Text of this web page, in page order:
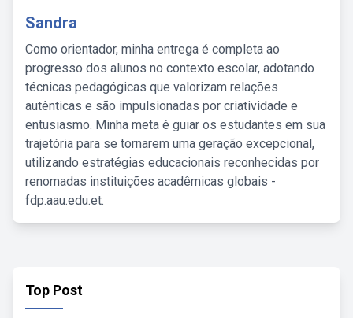
Sandra
Como orientador, minha entrega é completa ao
progresso dos alunos no contexto escolar, adotando
técnicas pedagógicas que valorizam relações
autênticas e são impulsionadas por criatividade e
entusiasmo. Minha meta é guiar os estudantes em sua
trajetória para se tornarem uma geração excepcional,
utilizando estratégias educacionais reconhecidas por
renomadas instituições acadêmicas globais -
fdp.aau.edu.et.
Top Post